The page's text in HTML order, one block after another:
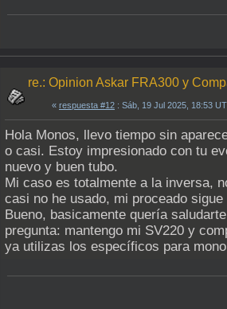
re.: Opinion Askar FRA300 y
« respuesta #12 : Sáb, 19 Jul 2025, 18:53
Hola Monos, llevo tiempo sin
o casi. Estoy impresionado con tu
nuevo y buen tubo.
Mi caso es totalmente a la inversa,
casi no he usado, mi proceado
Bueno, basicamente quería
pregunta: mantengo mi SV220 y
ya utilizas los específicos para